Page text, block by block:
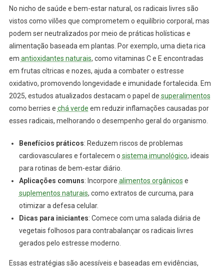
No nicho de saúde e bem-estar natural, os radicais livres são
vistos como vilões que comprometem o equilíbrio corporal, mas
podem ser neutralizados por meio de práticas holísticas e
alimentação baseada em plantas. Por exemplo, uma dieta rica
em antioxidantes naturais, como vitaminas C e E encontradas
em frutas cítricas e nozes, ajuda a combater o estresse
oxidativo, promovendo longevidade e imunidade fortalecida. Em
2025, estudos atualizados destacam o papel de superalimentos
como berries e chá verde em reduzir inflamações causadas por
esses radicais, melhorando o desempenho geral do organismo.
Benefícios práticos: Reduzem riscos de problemas
cardiovasculares e fortalecem o sistema imunológico, ideais
para rotinas de bem-estar diário.
Aplicações comuns: Incorpore alimentos orgânicos e
suplementos naturais, como extratos de curcuma, para
otimizar a defesa celular.
Dicas para iniciantes: Comece com uma salada diária de
vegetais folhosos para contrabalançar os radicais livres
gerados pelo estresse moderno.
Essas estratégias são acessíveis e baseadas em evidências,